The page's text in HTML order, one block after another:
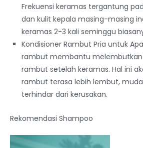
Frekuensi keramas tergantung
dan kulit kepala masing-masing
keramas 2-3 kali seminggu
Kondisioner Rambut Pria untuk
rambut membantu
rambut setelah keramas. Hal ini
rambut terasa lebih lembut,
terhindar dari kerusakan.
Rekomendasi Shampoo